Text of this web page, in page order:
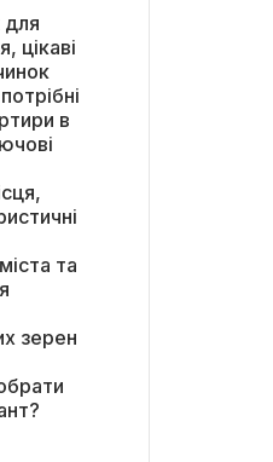
для
цікаві
в
та
зерен